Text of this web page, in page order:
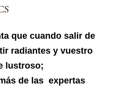
que cuando salir de
radiantes y vuestro
lustroso;
de las expertas